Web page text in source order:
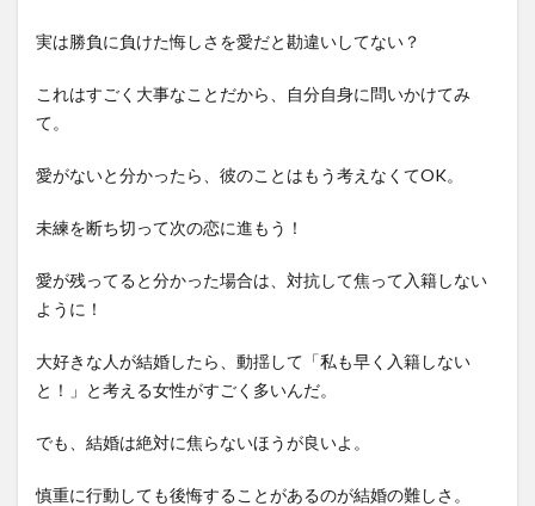
実は勝負に負けた悔しさを愛だと勘違いしてない？
これはすごく大事なことだから、自分自身に問いかけてみ
て。
愛がないと分かったら、彼のことはもう考えなくてOK。
未練を断ち切って次の恋に進もう！
愛が残ってると分かった場合は、対抗して焦って入籍しない
ように！
大好きな人が結婚したら、動揺して「私も早く入籍しない
と！」と考える女性がすごく多いんだ。
でも、結婚は絶対に焦らないほうが良いよ。
慎重に行動しても後悔することがあるのが結婚の難しさ。